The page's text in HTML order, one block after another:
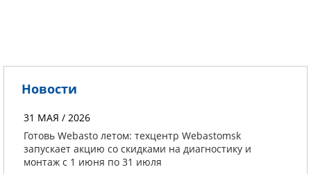
Новости
31 МАЯ / 2026
Готовь Webasto летом: техцентр Webastomsk
запускает акцию со скидками на диагностику и
монтаж с 1 июня по 31 июля